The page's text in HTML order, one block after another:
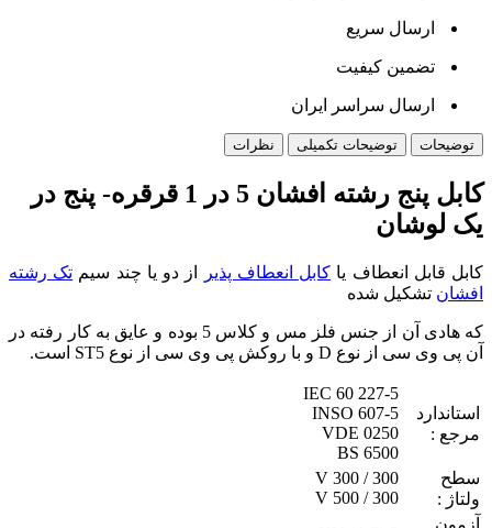
ارسال سریع
تضمین کیفیت
ارسال سراسر ایران
توضیحات توضیحات تکمیلی نظرات
کابل پنج رشته افشان 5 در 1 قرقره- پنج در
یک لوشان
کابل قابل انعطاف یا کابل انعطاف پذیر از دو یا چند سیم تک رشته
افشان تشکیل شده
که هادی آن از جنس فلز مس و کلاس 5 بوده و عایق به کار رفته در
آن پی وی سی از نوع D و با روکش پی وی سی از نوع ST5 است.
استاندارد
مرجع :
IEC 60 227-5
INSO 607-5
VDE 0250
BS 6500
سطح
ولتاژ :
300 / 300 V
300 / 500 V
آزمون